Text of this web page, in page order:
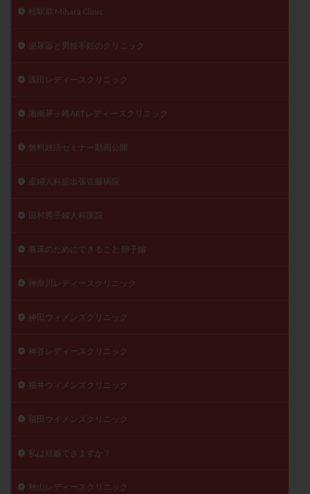
桂駅前 Mihara Clinic
泌尿器と男性不妊のクリニック
浅田レディースクリニック
湘南茅ヶ崎ARTレディースクリニック
無料妊活セミナー動画公開
産婦人科舘出張佐藤病院
田村秀子婦人科医院
着床のためにできること 卵子編
神奈川レディースクリニック
神田ウィメンズクリニック
神谷レディースクリニック
福井ウィメンズクリニック
福田ウイメンズクリニック
私は妊娠できますか？
秋山レディースクリニック